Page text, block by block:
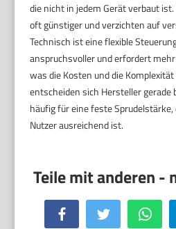
die nicht in jedem Gerät verbaut
oft günstiger und verzichten auf
Technisch ist eine flexible
anspruchsvoller und erfordert
was die Kosten und die
entscheiden sich Hersteller gerade
häufig für eine feste
Nutzer ausreichend ist.
Facebook Twitter